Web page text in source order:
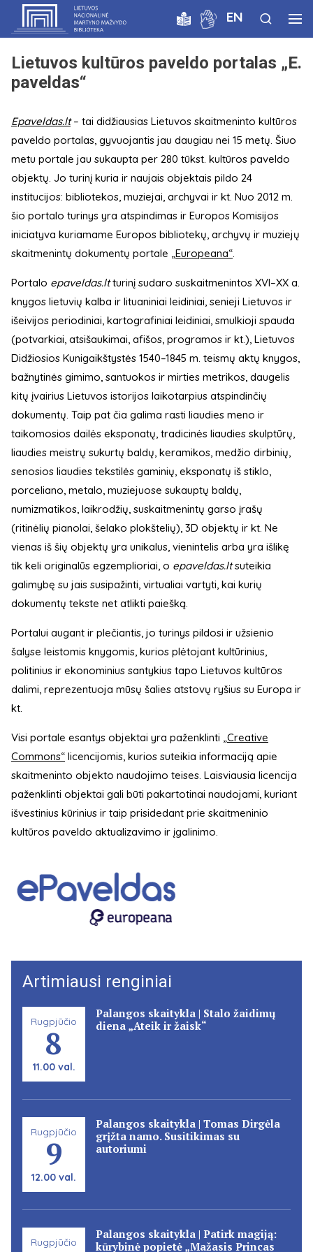
EN
Lietuvos kultūros paveldo portalas „E.
paveldas“
Epaveldas.lt – tai didžiausias Lietuvos skaitmeninto kultūros
paveldo portalas, gyvuojantis jau daugiau nei 15 metų. Šiuo
metu portale jau sukaupta per 280 tūkst. kultūros paveldo
objektų. Jo turinį kuria ir naujais objektais pildo 24
institucijos: bibliotekos, muziejai, archyvai ir kt. Nuo 2012 m.
šio portalo turinys yra atspindimas ir Europos Komisijos
iniciatyva kuriamame Europos bibliotekų, archyvų ir muziejų
skaitmenintų dokumentų portale „Europeana“
Portalo epaveldas.ltturinį sudaro suskaitmenintos XVI–XX a.
knygos lietuvių kalba ir lituaniniai leidiniai, senieji Lietuvos ir
išeivijos periodiniai, kartografiniai leidiniai, smulkioji spauda
(potvarkiai, atsišaukimai, afišos, programos ir kt.), Lietuvos
Didžiosios Kunigaikštystės 1540–1845 m. teismų aktų knygos,
bažnytinės gimimo, santuokos ir mirties metrikos, daugelis
kitų įvairius Lietuvos istorijos laikotarpius atspindinčių
dokumentų. Taip pat čia galima rasti liaudies meno ir
taikomosios dailės eksponatų, tradicinės liaudies skulptūrų,
liaudies meistrų sukurtų baldų, keramikos, medžio dirbinių,
senosios liaudies tekstilės gaminių, eksponatų iš stiklo,
porceliano, metalo, muziejuose sukauptų baldų,
numizmatikos, laikrodžių, suskaitmenintų garso įrašų
(ritinėlių pianolai, šelako plokštelių), 3D objektų ir kt. Ne
vienas iš šių objektų yra unikalus, vienintelis arba yra išlikę
tik keli originalūs egzemplioriai, o epaveldas.ltsuteikia
galimybę su jais susipažinti, virtualiai vartyti, kai kurių
dokumentų tekste net atlikti paiešką.
Portalui augant ir plečiantis, jo turinys pildosi ir užsienio
šalyse leistomis knygomis, kurios plėtojant kultūrinius,
politinius ir ekonominius santykius tapo Lietuvos kultūros
dalimi, reprezentuoja mūsų šalies atstovų ryšius su Europa ir
kt.
Visi portale esantys objektai yra paženklinti „Creative
Commons“ licencijomis, kurios suteikia informaciją apie
skaitmeninto objekto naudojimo teises. Laisviausia licencija
paženklinti objektai gali būti pakartotinai naudojami, kuriant
išvestinius kūrinius ir taip prisidedant prie skaitmeninio
kultūros paveldo aktualizavimo ir įgalinimo.
Artimiausi renginiai
Rugpjūčio
8
11.00 val.
Palangos skaitykla | Stalo žaidimų
diena „Ateik ir žaisk“
Rugpjūčio
9
12.00 val.
Palangos skaitykla | Tomas Dirgėla
grįžta namo. Susitikimas su
autoriumi
Rugpjūčio
Palangos skaitykla | Patirk magiją:
kūrybinė popietė „Mažasis Princas